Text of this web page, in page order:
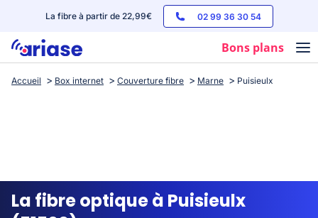
La fibre à partir de 22,99€ 02 99 36 30 54
Bons plans
Box internet
Streaming
Accueil Box internet Couverture fibre Marne Puisieulx
La fibre optique à Puisieulx